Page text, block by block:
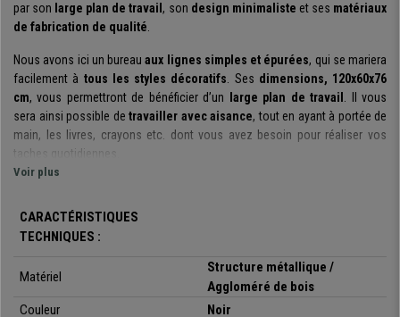
par son large plan de travail, son design minimaliste et ses matériaux
de fabrication de qualité.
Nous avons ici un bureauaux lignes simples et épurées, qui se mariera
facilement à tous les styles décoratifs. Ses dimensions, 120x60x76
cm, vous permettront de bénéficier d’un large plan de travail . Il vous
sera ainsi possible de travailler avec aisance, tout en ayant à portée de
main, les livres, crayons etc. dont vous avez besoin pour réaliser vos
taches quotidiennes.
couleur noire est non seulement
d’entretien: un coup de chiffon et le tour est joué. Votre produit reste
comme neuf pendant de longues années ! Lastructure métallique
soutient le plan de travail est
particulièrement robuste,
Voir plus
CARACTÉRISTIQUES
TECHNIQUES :
Matériel
Structure métallique /
Aggloméré de bois
Couleur
Noir